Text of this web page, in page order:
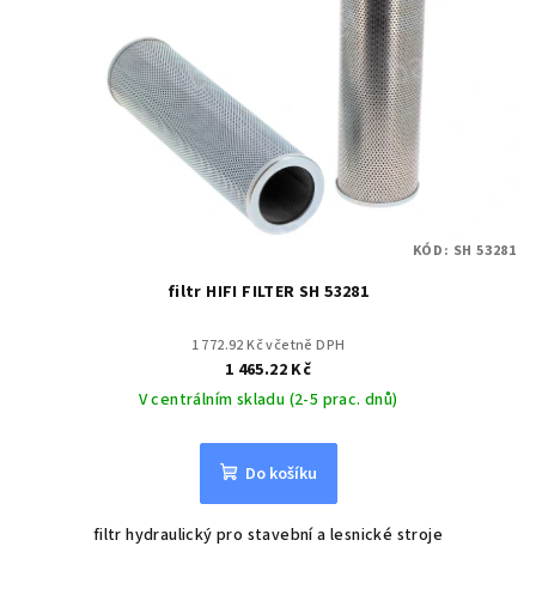
filtr HIFI FILTER SH 53281
1 772.92 Kč včetně DPH
1 465.22 Kč
V centrálním skladu (2-5 prac. dnů)
Do košíku
filtr hydraulický pro stavební a lesnické stroje
KÓD: SH 53281